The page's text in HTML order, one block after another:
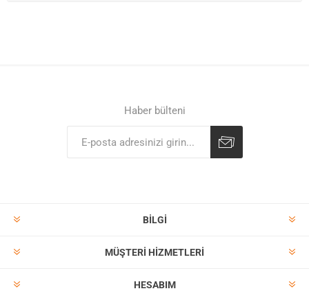
Haber bülteni
BILGI
MÜŞTERI HIZMETLERI
HESABIM